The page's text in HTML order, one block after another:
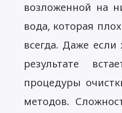
возложенной на
вода, которая
всегда. Даже
результате
процедуры
методов.